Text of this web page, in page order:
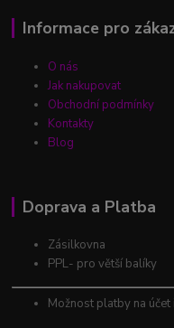
Informace pro
O nás
Jak nakupovat
Obchodní podmínky
Kontakty
Blog
Doprava a Platba
Zásilkovna
PPL- pro větší balíky
Možnost platby na účet